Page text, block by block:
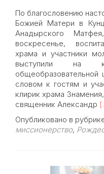
По благословению
Божией Матери в
Анадырского
воскресенье,
храма и участники
выступили на
словом к гостям и
клирик храма
священник Александр
Опубликовано в
миссионерство,